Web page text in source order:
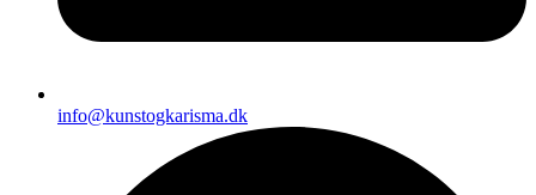
info@kunstogkarisma.dk